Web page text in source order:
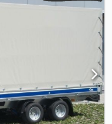
Stahl verzinkt *
geschweißt, Tauchbad
195/50R13C *
der Achsen 2 *
* Auffahrschienen
* Unterlegkeile 2 *
100km/h
Vorrat reicht!!! zzgl.
¤ Alle Preise inkl.
erhältlich: 400x210cm